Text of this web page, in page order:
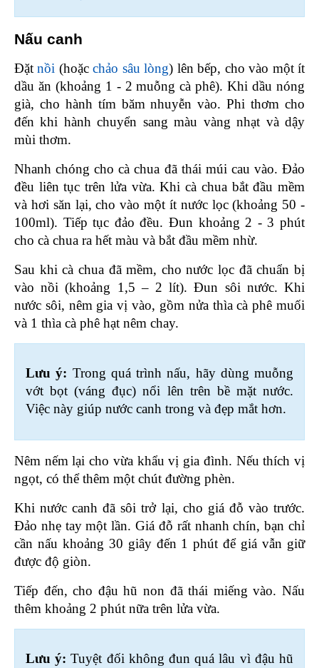
Nấu canh
Đặt nồi (hoặc chảo sâu lòng) lên bếp, cho vào một ít
dầu ăn (khoảng 1 - 2 muỗng cà phê). Khi dầu nóng
già, cho hành tím băm nhuyễn vào. Phi thơm cho
đến khi hành chuyển sang màu vàng nhạt và dậy
mùi thơm.
Nhanh chóng cho cà chua đã thái múi cau vào. Đảo
đều liên tục trên lửa vừa. Khi cà chua bắt đầu mềm
và hơi săn lại, cho vào một ít nước lọc (khoảng 50 -
100ml). Tiếp tục đảo đều. Đun khoảng 2 - 3 phút
cho cà chua ra hết màu và bắt đầu mềm nhừ.
Sau khi cà chua đã mềm, cho nước lọc đã chuẩn bị
vào nồi (khoảng 1,5 – 2 lít). Đun sôi nước. Khi
nước sôi, nêm gia vị vào, gồm nửa thìa cà phê muối
và 1 thìa cà phê hạt nêm chay.
Lưu ý: Trong quá trình nấu, hãy dùng muỗng
vớt bọt (váng đục) nổi lên trên bề mặt nước.
Việc này giúp nước canh trong và đẹp mắt hơn.
Nêm nếm lại cho vừa khẩu vị gia đình. Nếu thích vị
ngọt, có thể thêm một chút đường phèn.
Khi nước canh đã sôi trở lại, cho giá đỗ vào trước.
Đảo nhẹ tay một lần. Giá đỗ rất nhanh chín, bạn chỉ
cần nấu khoảng 30 giây đến 1 phút để giá vẫn giữ
được độ giòn.
Tiếp đến, cho đậu hũ non đã thái miếng vào. Nấu
thêm khoảng 2 phút nữa trên lửa vừa.
Lưu ý: Tuyệt đối không đun quá lâu vì đậu hũ